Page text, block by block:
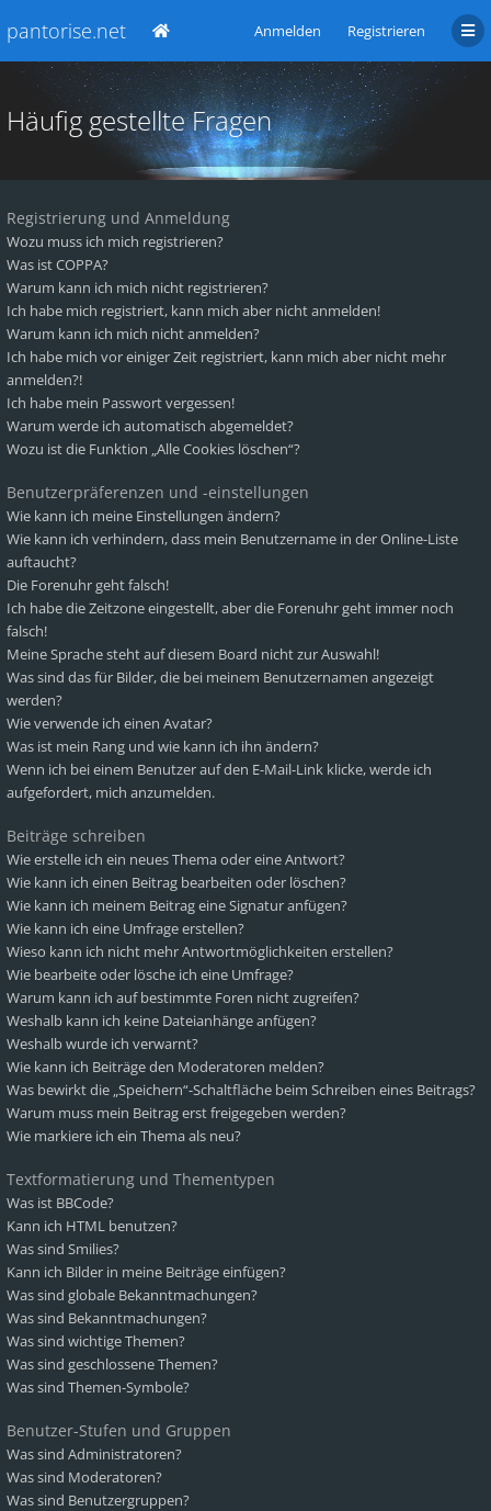
pantorise.net Anmelden Registrieren
Häufig gestellte Fragen
Registrierung und Anmeldung
Wozu muss ich mich registrieren?
Was ist COPPA?
Warum kann ich mich nicht registrieren?
Ich habe mich registriert, kann mich aber nicht anmelden!
Warum kann ich mich nicht anmelden?
Ich habe mich vor einiger Zeit registriert, kann mich aber nicht mehr
anmelden?!
Ich habe mein Passwort vergessen!
Warum werde ich automatisch abgemeldet?
Wozu ist die Funktion „Alle Cookies löschen“?
Benutzerpräferenzen und -einstellungen
Wie kann ich meine Einstellungen ändern?
Wie kann ich verhindern, dass mein Benutzername in der Online-Liste
auftaucht?
Die Forenuhr geht falsch!
Ich habe die Zeitzone eingestellt, aber die Forenuhr geht immer noch
falsch!
Meine Sprache steht auf diesem Board nicht zur Auswahl!
Was sind das für Bilder, die bei meinem Benutzernamen angezeigt
werden?
Wie verwende ich einen Avatar?
Was ist mein Rang und wie kann ich ihn ändern?
Wenn ich bei einem Benutzer auf den E-Mail-Link klicke, werde ich
aufgefordert, mich anzumelden.
Beiträge schreiben
Wie erstelle ich ein neues Thema oder eine Antwort?
Wie kann ich einen Beitrag bearbeiten oder löschen?
Wie kann ich meinem Beitrag eine Signatur anfügen?
Wie kann ich eine Umfrage erstellen?
Wieso kann ich nicht mehr Antwortmöglichkeiten erstellen?
Wie bearbeite oder lösche ich eine Umfrage?
Warum kann ich auf bestimmte Foren nicht zugreifen?
Weshalb kann ich keine Dateianhänge anfügen?
Weshalb wurde ich verwarnt?
Wie kann ich Beiträge den Moderatoren melden?
Was bewirkt die „Speichern“-Schaltfläche beim Schreiben eines Beitrags?
Warum muss mein Beitrag erst freigegeben werden?
Wie markiere ich ein Thema als neu?
Textformatierung und Thementypen
Was ist BBCode?
Kann ich HTML benutzen?
Was sind Smilies?
Kann ich Bilder in meine Beiträge einfügen?
Was sind globale Bekanntmachungen?
Was sind Bekanntmachungen?
Was sind wichtige Themen?
Was sind geschlossene Themen?
Was sind Themen-Symbole?
Benutzer-Stufen und Gruppen
Was sind Administratoren?
Was sind Moderatoren?
Was sind Benutzergruppen?